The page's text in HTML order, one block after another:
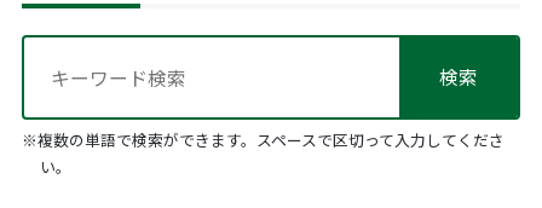
※複数の単語で検索ができます。スペースで区切って入力してくださ
い。